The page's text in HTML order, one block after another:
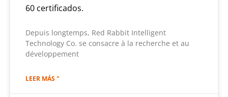
60 certificados.
Depuis longtemps, Red Rabbit Intelligent
Technology Co. se consacre à la recherche et au
développement
LEER MÁS "